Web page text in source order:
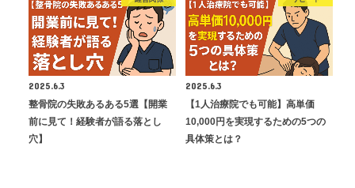
2025.6.3
整骨院の失敗あるある5選【開業
前に見て！経験者が語る落とし
穴】
2025.6.3
【1人治療院でも可能】高単価
10,000円を実現するための5つの
具体策とは？